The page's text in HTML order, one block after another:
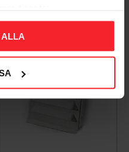
L
A
G
E
R
R
E
N
S
N
I
N
G